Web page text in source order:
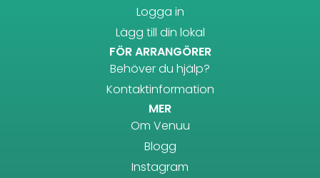
Logga in
Lägg till din lokal
FÖR ARRANGÖRER
Behöver du hjälp?
Kontaktinformation
MER
Om Venuu
Blogg
Instagram